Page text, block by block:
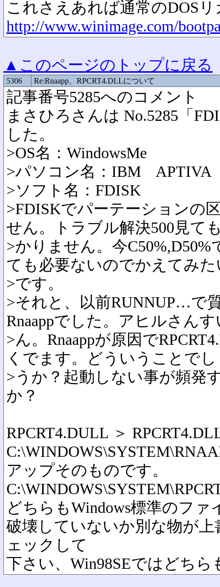
これさえあれば通常のDOS
http://www.winimage.com/
▲このページのトップに戻る
5306 Re:Rnaapp、RPCRT4.DLLについて
記事番号5285へのコメント
まさひろさんは No.5285「
した。
>OS名：WindowsMe
>パソコン名：IBM APTIVA
>ソフト名：FDISK
>FDISKでパーテーションの
せん。トラブル解決500見て
>かりません。今
ても必要ないのでかえてみ
>です。
>それと、以前RUNNUP…で
Rnaappでした。アヒルさん
>ん。Rnaappが原因で
くでます。どういうことで
>うか？起動しない事が頻発
か？
RPCRT4.DULL ＞
アップそのものです。
どちらもWindows標準のファ
破壊していないか別な物が
ェックして
下さい、Win98SEではどちら